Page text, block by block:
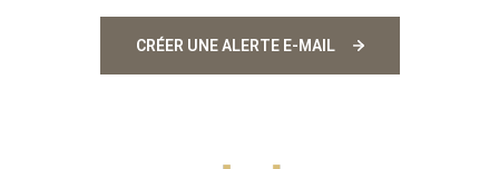
CRÉER UNE ALERTE E-MAIL